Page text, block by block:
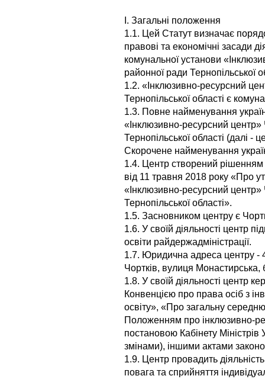
І. Загальні положення
1.1. Цей Статут визначає
правові та економічні засади
комунальної установи
районної ради Тернопільської
1.2. «Інклюзивно-ресурсний
Тернопільської області є
1.3. Повне найменування
«Інклюзивно-ресурсний центр»
Тернопільської області (далі -
Скорочене найменування
1.4. Центр створений рішенням
від 11 травня 2018 року «Про
«Інклюзивно-ресурсний центр»
Тернопільської області».
1.5. Засновником центру є
1.6. У своїй діяльності центр
освіти райдержадміністрації.
1.7. Юридична адреса центру -
Чортків, вулиця Монастирська,
1.8. У своїй діяльності центр
Конвенцією про права осіб з
освіту», «Про загальну
Положенням про інклюзивно-
постановою Кабінету
змінами), іншими актами
1.9. Центр провадить
повага та сприйняття